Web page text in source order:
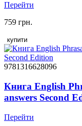
Перейти
759 грн.
купити
9781316628096
Книга English
answers Second
Перейти